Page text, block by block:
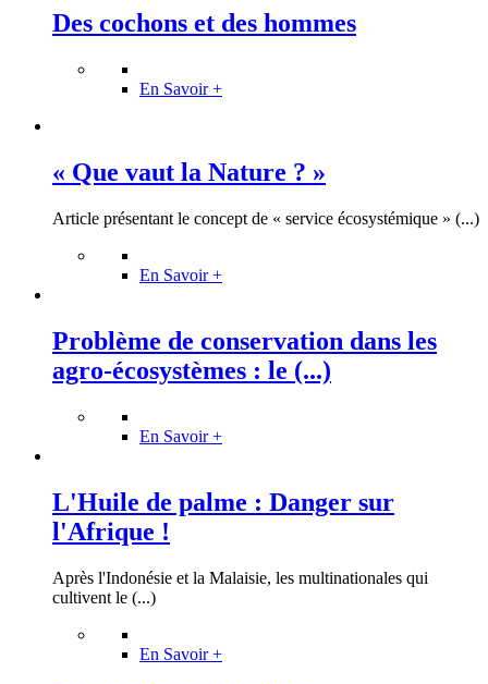
Des cochons et des hommes
En Savoir +
« Que vaut la Nature ? »
Article présentant le concept de « service écosystémique » (...)
En Savoir +
Problème de conservation dans les
agro-écosystèmes : le (...)
En Savoir +
L'Huile de palme : Danger sur
l'Afrique !
Après l'Indonésie et la Malaisie, les multinationales qui
cultivent le (...)
En Savoir +